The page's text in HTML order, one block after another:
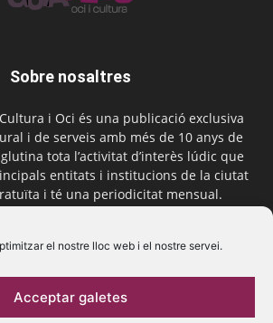
el nostre lloc web i el nostre servei.
Acceptar galetes
Sobre nosaltres
i Oci és una publicació exclusiva
i de serveis amb més de 10 anys de
tota l’activitat d’interès lúdic que
entitats i institucions de la ciutat
i té una periodicitat mensual.
Segueix-nos